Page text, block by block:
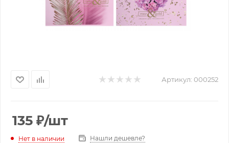
Артикул: 000252
135 ₽/шт
Нет в наличии Нашли дешевле?